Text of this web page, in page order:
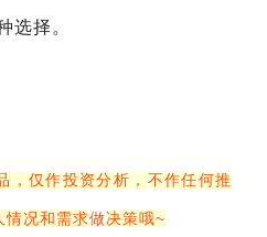
选择。
，仅作投资分析，不作任何推
情况和需求做决策哦~